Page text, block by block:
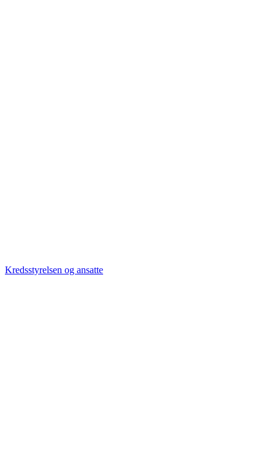
Kredsstyrelsen og ansatte